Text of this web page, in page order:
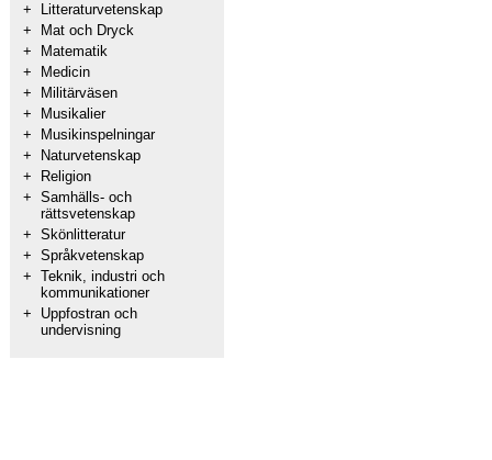
+
Litteraturvetenskap
+
Mat och Dryck
+
Matematik
+
Medicin
+
Militärväsen
+
Musikalier
+
Musikinspelningar
+
Naturvetenskap
+
Religion
+ Samhälls- och
rättsvetenskap
+ Skönlitteratur
+ Språkvetenskap
+ Teknik, industri och
kommunikationer
+
Uppfostran och
undervisning